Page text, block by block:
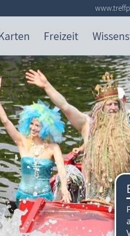
Freizeit